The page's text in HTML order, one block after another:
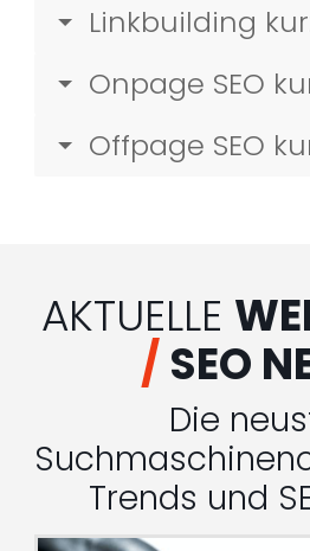
Linkbuilding
Onpage SEO
Offpage SEO
AKTUELLE
/ SEO
Die
Trends und